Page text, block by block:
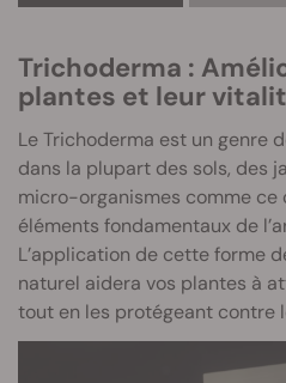
Trichoderma :
plantes et leur
Le Trichoderma est un genre
dans la plupart des sols, des
micro-organismes comme ce
éléments fondamentaux de
L’application de cette forme
naturel aidera vos plantes à
tout en les protégeant contre